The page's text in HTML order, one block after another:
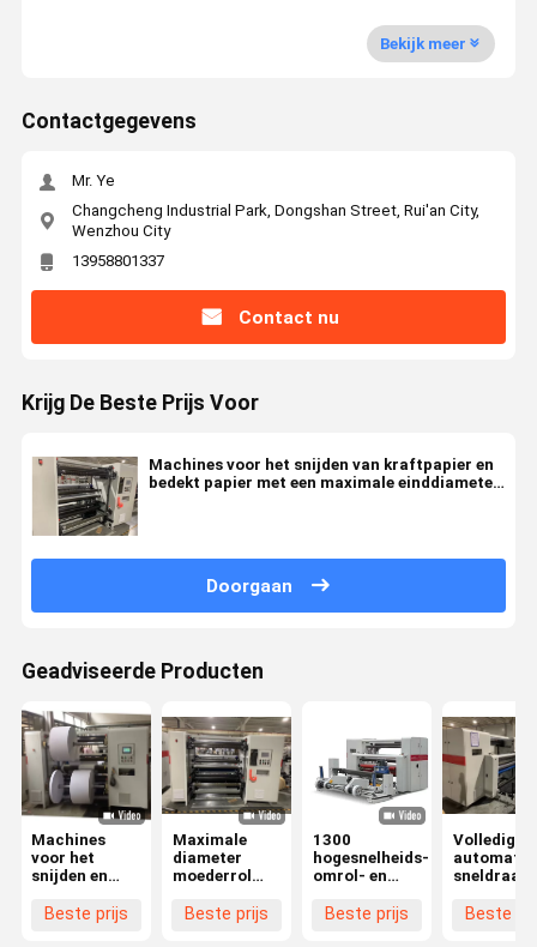
Bekijk meer
Contactgegevens
Mr. Ye
Changcheng Industrial Park, Dongshan Street, Rui'an City,
Wenzhou City
13958801337
Contact nu
Krijg De Beste Prijs Voor
Machines voor het snijden van kraftpapier en
bedekt papier met een maximale einddiameter
Doorgaan
Geadviseerde Producten
Machines
voor het
snijden en
van
Beste prijs
Maximale
diameter
moederrol
High Speed
Beste prijs
1300
hogesnelheids-
omrol- en
voor bedekt
Beste prijs
Volledig
Beste